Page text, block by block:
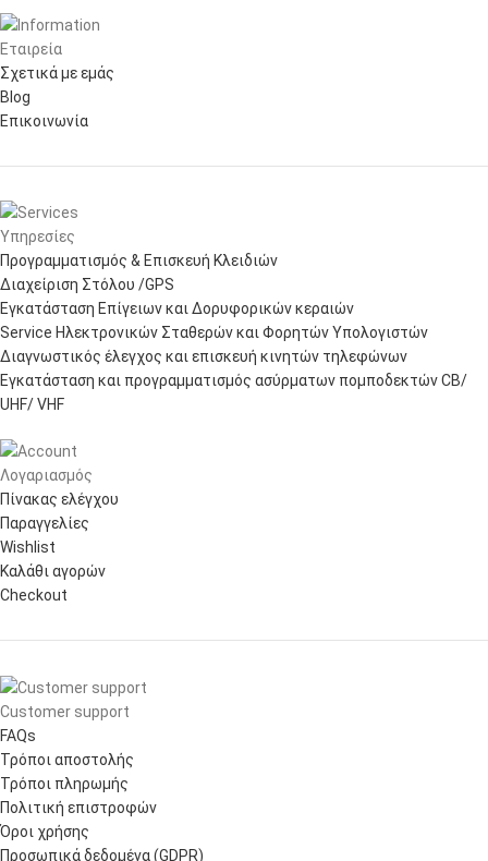
Εταιρεία
Σχετικά με εμάς
Blog
Επικοινωνία
Υπηρεσίες
Προγραμματισμός & Επισκευή Κλειδιών
Διαχείριση Στόλου /GPS
Εγκατάσταση Επίγειων και Δορυφορικών κεραιών
Service Ηλεκτρονικών Σταθερών και Φορητών Υπολογιστών
Διαγνωστικός έλεγχος και επισκευή κινητών τηλεφώνων
Εγκατάσταση και προγραμματισμός ασύρματων πομποδεκτών CB/
UHF/ VHF
Λογαριασμός
Πίνακας ελέγχου
Παραγγελίες
Wishlist
Καλάθι αγορών
Checkout
Customer support
FAQs
Τρόποι αποστολής
Τρόποι πληρωμής
Πολιτική επιστροφών
Όροι χρήσης
Προσωπικά δεδομένα (GDPR)